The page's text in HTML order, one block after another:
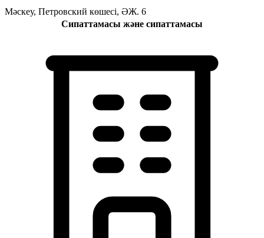
Мәскеу, Петровский көшесі, ӘЖ. 6
Сипаттамасы және сипаттамасы